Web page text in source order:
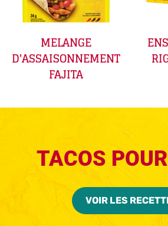
MELANGE
D'ASSAISONNEMENT
FAJITA
TACOS
VOIR LES